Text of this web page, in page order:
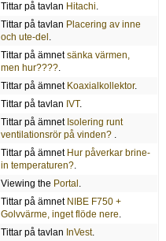
Tittar på tavlan Hitachi.
Tittar på tavlan Placering av inne
och ute-del .
Tittar på ämnetsänka värmen,
men hur????.
Tittar på ämnet Koaxialkollektor.
Tittar på tavlan IVT.
Tittar på ämnet Isolering runt
ventilationsrör på vinden? .
Tittar på ämnet Hur påverkar brine-
in temperaturen?.
Viewing the Portal .
Tittar på ämnet NIBE F750 +
Golvvärme, inget flöde nere.
Tittar på tavlan InVest.